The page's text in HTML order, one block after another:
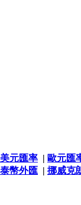
美元匯率 | 歐元匯
泰幣外匯 | 挪威克